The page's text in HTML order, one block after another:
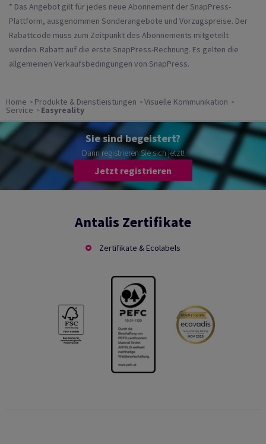
* Das Angebot gilt für jedes neue Abonnement der SnapPress-
Plattform, ausgenommen Sonderangebote und Vorzugspreise. Der
Rabattcode muss zum Zeitpunkt des Abonnements mitgeteilt
werden. Rabatt auf die erste SnapPress-Rechnung. Es gelten die
allgemeinen Verkaufsbedingungen von SnapPress.
Home Produkte & Dienstleistungen Visuelle Kommunikation
Service Easyreality
Sie sind begeistert?
Dann registrieren Sie sich jetzt!
Jetzt registrieren
Antalis Zertifikate
Zertifikate & Ecolabels